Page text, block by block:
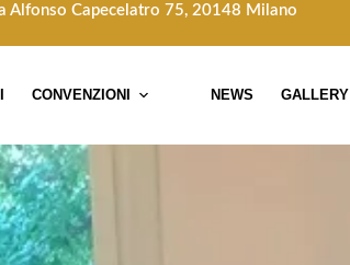
Alfonso Capecelatro 75, 20148 Milano
CONVENZIONI NEWS GALLERY